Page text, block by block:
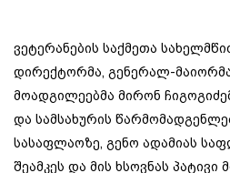
ვეტერანების საქმეთა
დირექტორმა, გენერალ-
მოადგილეებმა მირონ
და სამსახურის
სასაფლაოზე, გენო ადამიას
შეამკეს და მის ხსოვნას პატივი